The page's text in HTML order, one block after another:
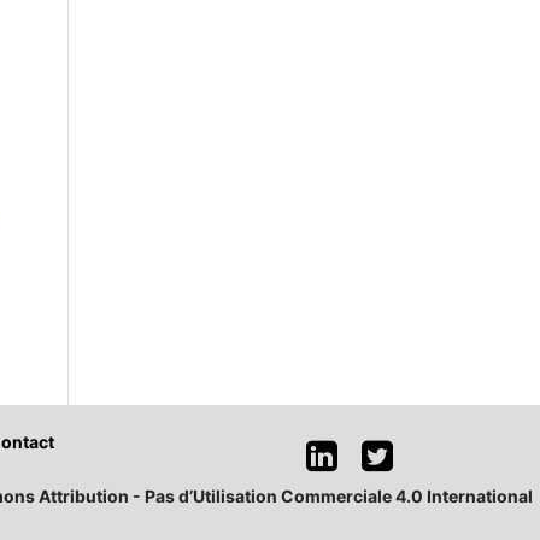
Attribution - Pas d’Utilisation Commerciale 4.0 International